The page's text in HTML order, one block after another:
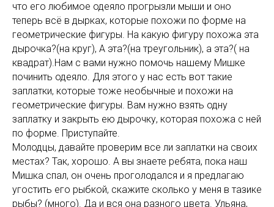
что его любимое одеяло прогрызли мыши и оно
теперь всё в дырках, которые похожи по форме на
геометрические фигуры. На какую фигуру похожа эта
дырочка?(на круг), А эта?(на треугольник), а эта?( на
квадрат).Нам с вами нужно помочь нашему Мишке
починить одеяло. Для этого у нас есть вот такие
заплатки, которые тоже необычные и похожи на
геометрические фигуры. Вам нужно взять одну
заплатку и закрыть ею дырочку, которая похожа с ней
по форме. Приступайте.
Молодцы, давайте проверим все ли заплатки на своих
местах? Так, хорошо. А вы знаете ребята, пока наш
Мишка спал, он очень проголодался и я предлагаю
угостить его рыбкой, скажите сколько у меня в тазике
рыбы? (много). Да и вся она разного цвета. Ульяна,